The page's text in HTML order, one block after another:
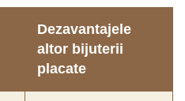
Dezavantajele
altor bijuterii
placate